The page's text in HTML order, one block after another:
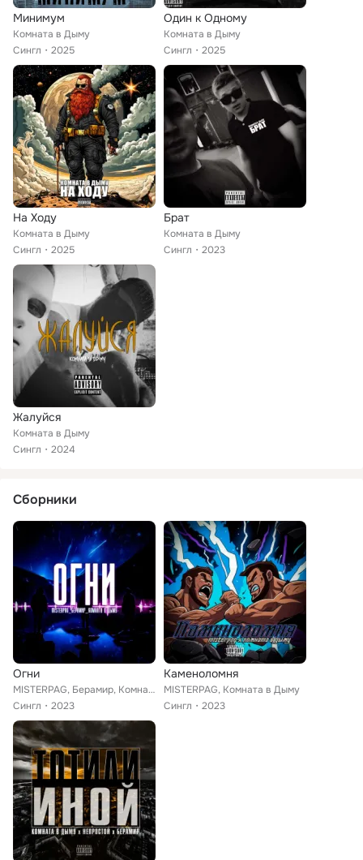
Минимум
Комната в Дыму
Сингл
2025
Один к Одному
Комната в Дыму
Сингл
2025
На Ходу
Комната в Дыму
Сингл
2025
Брат
Комната в Дыму
Сингл
2023
Жалуйся
Комната в Дыму
Сингл
2024
Сборники
Огни
MISTERPAG, Берамир, Комната в Дыму
Сингл
2023
Каменоломня
MISTERPAG, Комната в Дыму
Сингл
2023